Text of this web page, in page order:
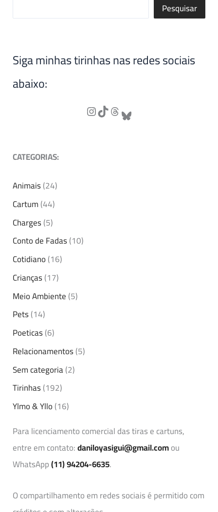
Pesquisar
Siga minhas tirinhas nas redes sociais
abaixo:
CATEGORIAS:
Animais(24)
Cartum(44)
Charges(5)
Conto de Fadas(10)
Cotidiano(16)
Crianças(17)
Meio Ambiente(5)
Pets(14)
Poeticas(6)
Relacionamentos(5)
Sem categoria(2)
Tirinhas(192)
Ylmo & Yllo(16)
Para licenciamento comercial das tiras e cartuns,
entre em contato:daniloyasigui@gmail.comou
WhatsApp(11) 94204-6635.
O compartilhamento em redes sociais é permitido com